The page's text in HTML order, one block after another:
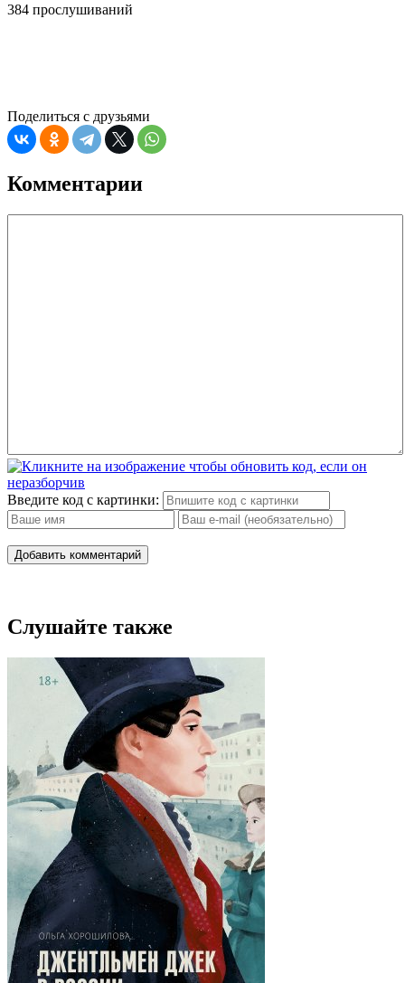
384 прослушиваний
Поделиться с друзьями
Комментарии
Введите код с картинки:
Добавить комментарий
Слушайте также